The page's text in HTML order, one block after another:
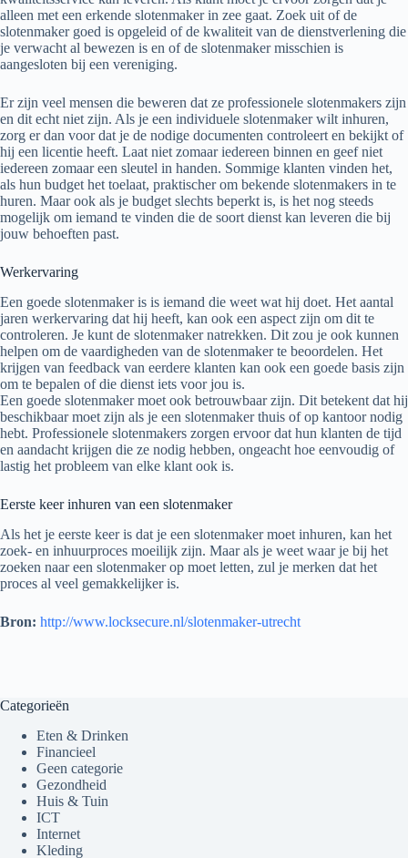
alleen met een erkende slotenmaker in zee gaat. Zoek uit of de
slotenmaker goed is opgeleid of de kwaliteit van de dienstverlening die
je verwacht al bewezen is en of de slotenmaker misschien is
aangesloten bij een vereniging.
Er zijn veel mensen die beweren dat ze professionele slotenmakers zijn
en dit echt niet zijn. Als je een individuele slotenmaker wilt inhuren,
zorg er dan voor dat je de nodige documenten controleert en bekijkt of
hij een licentie heeft. Laat niet zomaar iedereen binnen en geef niet
iedereen zomaar een sleutel in handen. Sommige klanten vinden het,
als hun budget het toelaat, praktischer om bekende slotenmakers in te
huren. Maar ook als je budget slechts beperkt is, is het nog steeds
mogelijk om iemand te vinden die de soort dienst kan leveren die bij
jouw behoeften past.
Werkervaring
Een goede slotenmaker is is iemand die weet wat hij doet. Het aantal
jaren werkervaring dat hij heeft, kan ook een aspect zijn om dit te
controleren. Je kunt de slotenmaker natrekken. Dit zou je ook kunnen
helpen om de vaardigheden van de slotenmaker te beoordelen. Het
krijgen van feedback van eerdere klanten kan ook een goede basis zijn
om te bepalen of die dienst iets voor jou is.
Een goede slotenmaker moet ook betrouwbaar zijn. Dit betekent dat hij
beschikbaar moet zijn als je een slotenmaker thuis of op kantoor nodig
hebt. Professionele slotenmakers zorgen ervoor dat hun klanten de tijd
en aandacht krijgen die ze nodig hebben, ongeacht hoe eenvoudig of
lastig het probleem van elke klant ook is.
Eerste keer inhuren van een slotenmaker
Als het je eerste keer is dat je een slotenmaker moet inhuren, kan het
zoek- en inhuurproces moeilijk zijn. Maar als je weet waar je bij het
zoeken naar een slotenmaker op moet letten, zul je merken dat het
proces al veel gemakkelijker is.
Bron: http://www.locksecure.nl/slotenmaker-utrecht
Categorieën
Eten & Drinken
Financieel
Geen categorie
Gezondheid
Huis & Tuin
ICT
Internet
Kleding